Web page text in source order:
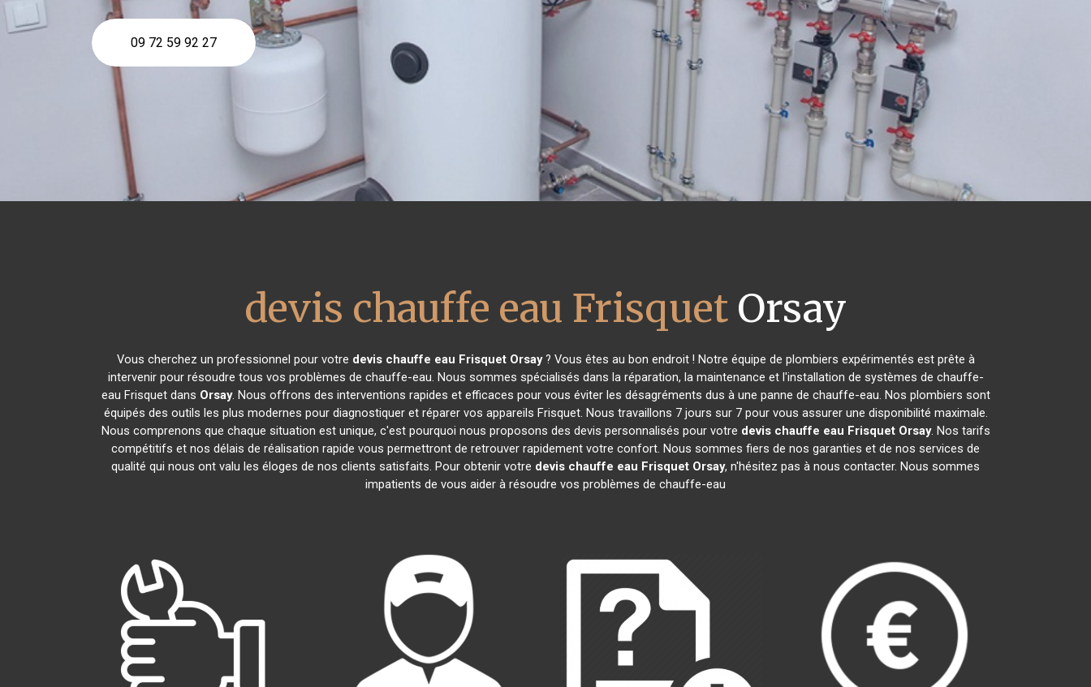
09 72 59 92 27
devis chauffe eau Frisquet Orsay
Vous cherchez un professionnel pour votre devis chauffe eau Frisquet Orsay? Vous êtes au bon endroit ! Notre équipe de plombiers expérimentés est prête à
intervenir pour résoudre tous vos problèmes de chauffe-eau. Nous sommes spécialisés dans la réparation, la maintenance et l'installation de systèmes de chauffe-
eau Frisquet dans Orsay. Nous offrons des interventions rapides et efficaces pour vous éviter les désagréments dus à une panne de chauffe-eau. Nos plombiers sont
équipés des outils les plus modernes pour diagnostiquer et réparer vos appareils Frisquet. Nous travaillons 7 jours sur 7 pour vous assurer une disponibilité maximale.
Nous comprenons que chaque situation est unique, c'est pourquoi nous proposons des devis personnalisés pour votre devis chauffe eau Frisquet Orsay. Nos tarifs
compétitifs et nos délais de réalisation rapide vous permettront de retrouver rapidement votre confort. Nous sommes fiers de nos garanties et de nos services de
qualité qui nous ont valu les éloges de nos clients satisfaits. Pour obtenir votre devis chauffe eau Frisquet Orsay, n'hésitez pas à nous contacter. Nous sommes
impatients de vous aider à résoudre vos problèmes de chauffe-eau